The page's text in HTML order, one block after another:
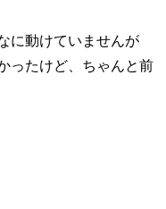
に動けていませんが
ったけど、ちゃんと前